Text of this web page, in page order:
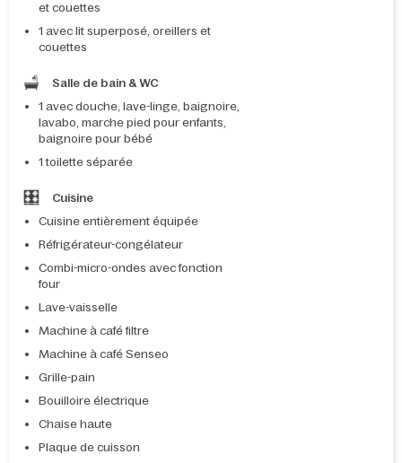
et couettes
1 avec lit superposé, oreillers et
couettes
Salle de bain & WC
1 avec douche, lave-linge, baignoire,
lavabo, marche pied pour enfants,
baignoire pour bébé
1 toilette séparée
Cuisine
Cuisine entièrement équipée
Réfrigérateur-congélateur
Combi-micro-ondes avec fonction
four
Lave-vaisselle
Machine à café filtre
Machine à café Senseo
Grille-pain
Bouilloire électrique
Chaise haute
Plaque de cuisson